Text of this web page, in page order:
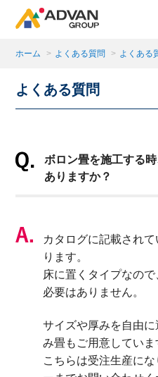
商品ページにある「お気に
商品がここに表示されます
ホーム > よくある質問 > よくある
よくある質問
ボロン畳を施工する
ありますか？
カタログに記載され
ります。
床に置くタイプなの
必要はありません。
サイズや厚みを自由
み畳もご用意していま
こちらは受注生産に